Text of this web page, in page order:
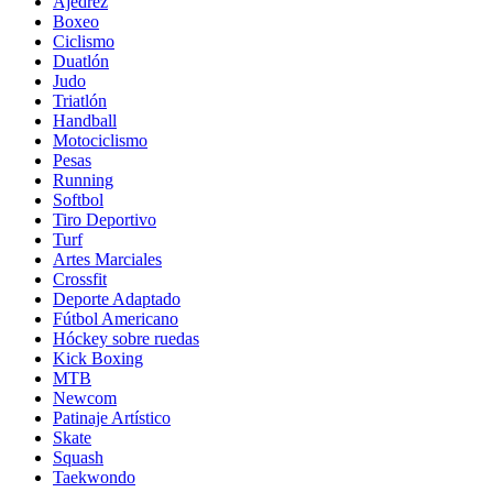
Boxeo
Ciclismo
Duatlón
Judo
Triatlón
Handball
Motociclismo
Pesas
Running
Softbol
Tiro Deportivo
Turf
Artes Marciales
Crossfit
Deporte Adaptado
Fútbol Americano
Hóckey sobre ruedas
Kick Boxing
MTB
Newcom
Patinaje Artístico
Skate
Squash
Taekwondo